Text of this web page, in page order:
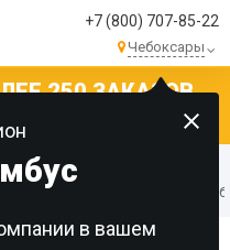
+7 (800) 707-85-22
Чебоксары
в вашем
250 ЗАКАЗОВ
Методы и способы